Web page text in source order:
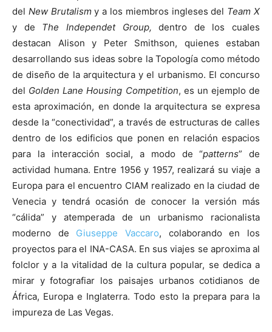
del New Brutalismy a los miembros ingleses del Team X
y de The Independet Group, dentro de los cuales
destacan Alison y Peter Smithson, quienes estaban
desarrollando sus ideas sobre la Topología como método
de diseño de la arquitectura y el urbanismo. El concurso
del Golden Lane Housing Competition, es un ejemplo de
esta aproximación, en donde la arquitectura se expresa
desde la “conectividad”, a través de estructuras de calles
dentro de los edificios que ponen en relación espacios
para la interacción social, a modo de “patterns” de
actividad humana. Entre 1956 y 1957, realizará su viaje a
Europa para el encuentro CIAM realizado en la ciudad de
Venecia y tendrá ocasión de conocer la versión más
“cálida” y atemperada de un urbanismo racionalista
moderno de Giuseppe Vaccaro, colaborando en los
proyectos para el INA-CASA. En sus viajes se aproxima al
folclor y a la vitalidad de la cultura popular, se dedica a
mirar y fotografiar los paisajes urbanos cotidianos de
África, Europa e Inglaterra. Todo esto la prepara para la
impureza de Las Vegas.